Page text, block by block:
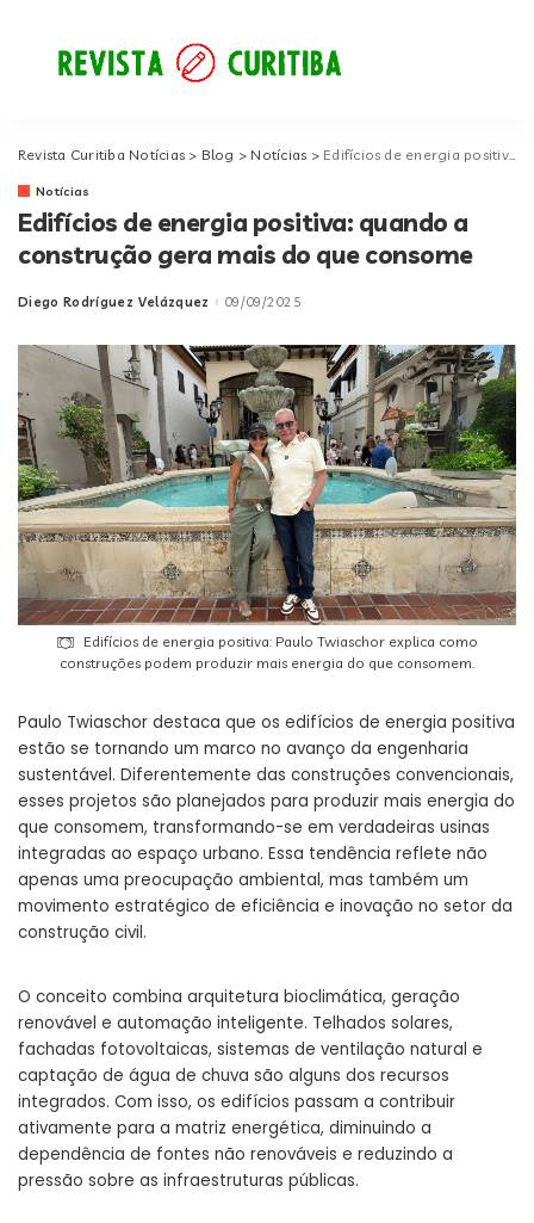
Revista Curitiba Notícias > Blog > Notícias > Edifícios de energia positiva: quando a construção gera mais do que consome
Notícias
Edifícios de energia positiva: quando a
construção gera mais do que consome
Posted
Diego Rodríguez Velázquez 09/09/2025
Edifícios de energia positiva: Paulo Twiaschor explica como
construções podem produzir mais energia do que consomem.
Paulo Twiaschor destaca que os edifícios de energia positiva
estão se tornando um marco no avanço da engenharia
sustentável. Diferentemente das construções convencionais,
esses projetos são planejados para produzir mais energia do
que consomem, transformando-se em verdadeiras usinas
integradas ao espaço urbano. Essa tendência reflete não
apenas uma preocupação ambiental, mas também um
movimento estratégico de eficiência e inovação no setor da
construção civil.
O conceito combina arquitetura bioclimática, geração
renovável e automação inteligente. Telhados solares,
fachadas fotovoltaicas, sistemas de ventilação natural e
captação de água de chuva são alguns dos recursos
integrados. Com isso, os edifícios passam a contribuir
ativamente para a matriz energética, diminuindo a
dependência de fontes não renováveis e reduzindo a
pressão sobre as infraestruturas públicas.